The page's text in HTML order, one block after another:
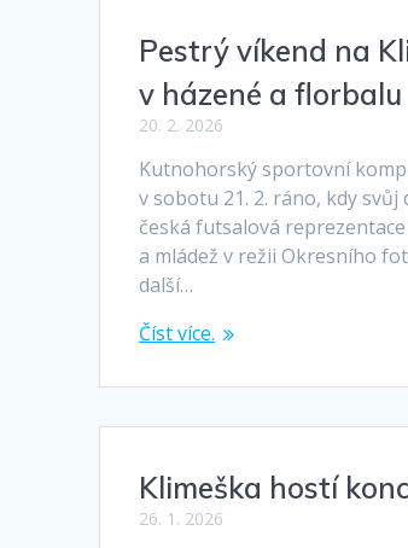
Pestrý víkend na
v házené a florbalu
20. 2. 2026
Kutnohorský sportovní
v sobotu 21. 2. ráno, kdy
česká futsalová
a mládež v režii Okresního
další…
Číst více.
Klimeška hostí
26. 1. 2026